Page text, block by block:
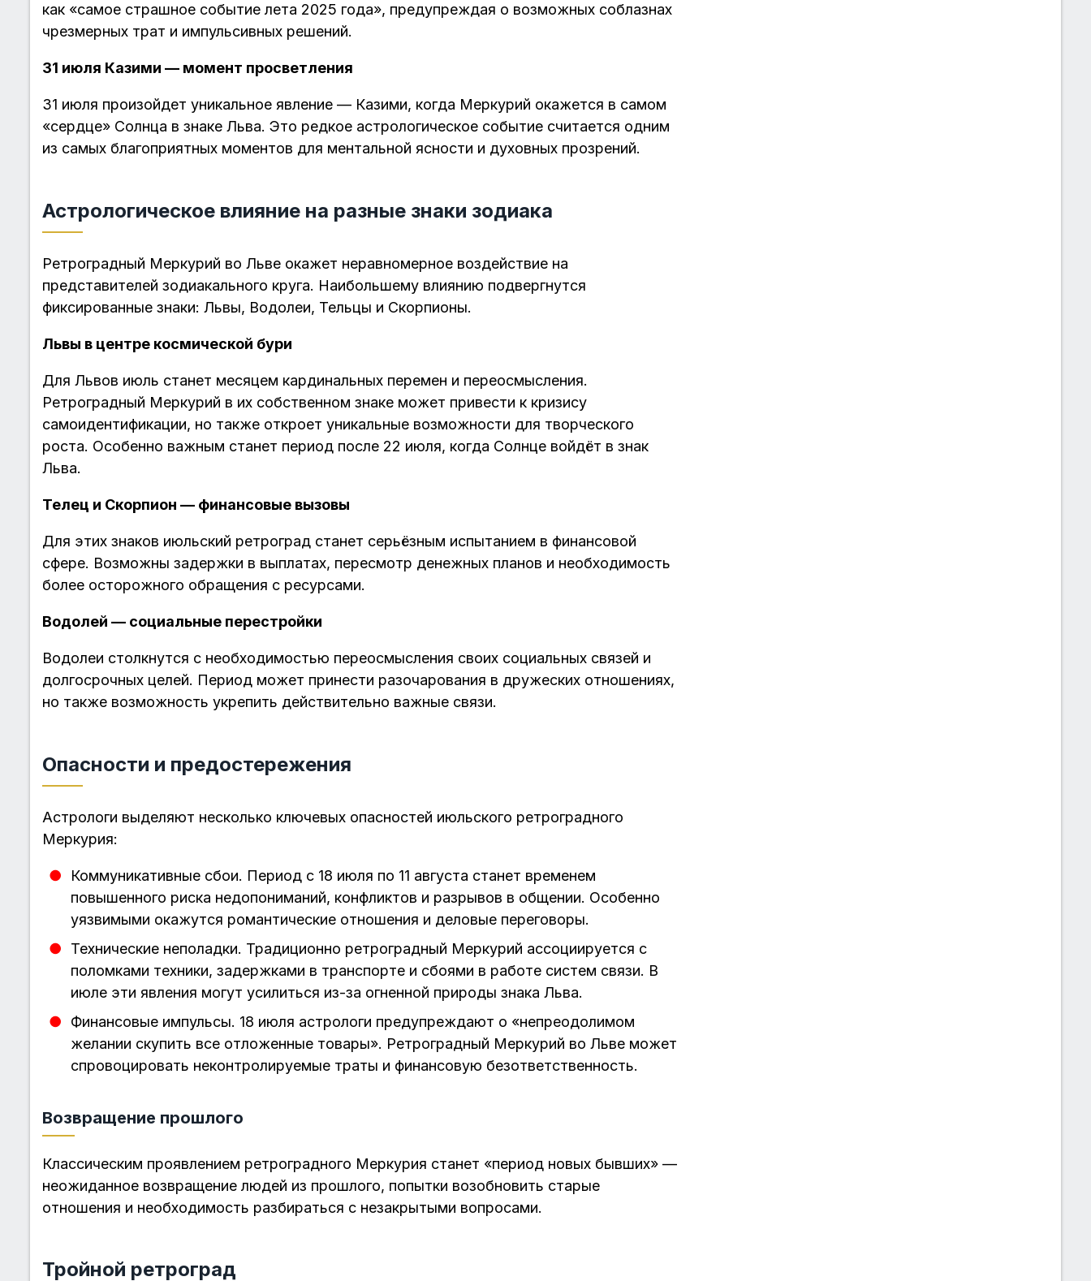
как «самое страшное событие лета 2025 года», предупреждая о возможных соблазнах
чрезмерных трат и импульсивных решений.
31 июля Казими — момент просветления
31 июля произойдет уникальное явление — Казими, когда Меркурий окажется в самом
«сердце» Солнца в знаке Льва. Это редкое астрологическое событие считается одним
из самых благоприятных моментов для ментальной ясности и духовных прозрений.
Астрологическое влияние на разные знаки зодиака
Ретроградный Меркурий во Льве окажет неравномерное воздействие на
представителей зодиакального круга. Наибольшему влиянию подвергнутся
фиксированные знаки: Львы, Водолеи, Тельцы и Скорпионы.
Львы в центре космической бури
Для Львов июль станет месяцем кардинальных перемен и переосмысления.
Ретроградный Меркурий в их собственном знаке может привести к кризису
самоидентификации, но также откроет уникальные возможности для творческого
роста. Особенно важным станет период после 22 июля, когда Солнце войдёт в знак
Льва.
Телец и Скорпион — финансовые вызовы
Для этих знаков июльский ретроград станет серьёзным испытанием в финансовой
сфере. Возможны задержки в выплатах, пересмотр денежных планов и необходимость
более осторожного обращения с ресурсами.
Водолей — социальные перестройки
Водолеи столкнутся с необходимостью переосмысления своих социальных связей и
долгосрочных целей. Период может принести разочарования в дружеских отношениях,
но также возможность укрепить действительно важные связи.
Опасности и предостережения
Астрологи выделяют несколько ключевых опасностей июльского ретроградного
Меркурия:
Коммуникативные сбои. Период с 18 июля по 11 августа станет временем
повышенного риска недопониманий, конфликтов и разрывов в общении. Особенно
уязвимыми окажутся романтические отношения и деловые переговоры.
Технические неполадки. Традиционно ретроградный Меркурий ассоциируется с
поломками техники, задержками в транспорте и сбоями в работе систем связи. В
июле эти явления могут усилиться из-за огненной природы знака Льва.
Финансовые импульсы. 18 июля астрологи предупреждают о «непреодолимом
желании скупить все отложенные товары». Ретроградный Меркурий во Льве может
спровоцировать неконтролируемые траты и финансовую безответственность.
Возвращение прошлого
Классическим проявлением ретроградного Меркурия станет «период новых бывших» —
неожиданное возвращение людей из прошлого, попытки возобновить старые
отношения и необходимость разбираться с незакрытыми вопросами.
Тройной ретроград